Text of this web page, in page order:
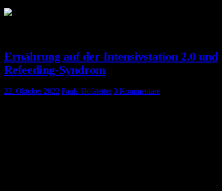
Ernährung auf der Intensivstation 2.0 und
Refeeding-Syndrom
22. Oktober 2022 Paula Hofstetter 3 Kommentare